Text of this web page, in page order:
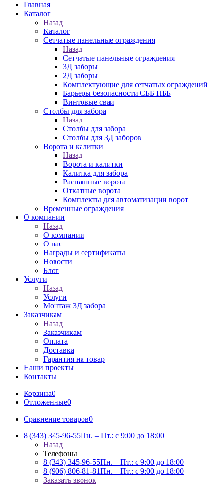
Главная
Каталог
Назад
Каталог
Сетчатые панельные ограждения
Назад
Сетчатые панельные ограждения
3Д заборы
2Д заборы
Комплектующие для сетчатых ограждений
Барьеры безопасности СББ ПББ
Винтовые сваи
Столбы для забора
Назад
Столбы для забора
Столбы для 3Д заборов
Ворота и калитки
Назад
Ворота и калитки
Калитка для забора
Распашные ворота
Откатные ворота
Комплекты для автоматизации ворот
Временные ограждения
О компании
Назад
О компании
О нас
Награды и сертификаты
Новости
Блог
Услуги
Назад
Услуги
Монтаж 3Д забора
Заказчикам
Назад
Заказчикам
Оплата
Доставка
Гарантия на товар
Наши проекты
Контакты
Корзина0
Отложенные0
Сравнение товаров0
8 (343) 345-96-55Пн. – Пт.: с 9:00 до 18:00
Назад
Телефоны
8 (343) 345-96-55Пн. – Пт.: с 9:00 до 18:00
8 (906) 806-81-81Пн. – Пт.: с 9:00 до 18:00
Заказать звонок